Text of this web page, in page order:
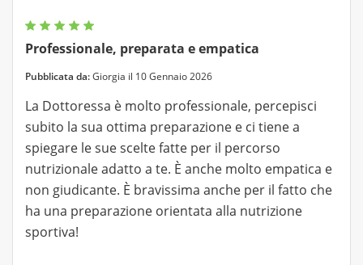
Professionale, preparata e empatica
Pubblicata da:Giorgia il 10 Gennaio 2026
La Dottoressa è molto professionale, percepisci
subito la sua ottima preparazione e ci tiene a
spiegare le sue scelte fatte per il percorso
nutrizionale adatto a te. È anche molto empatica e
non giudicante. È bravissima anche per il fatto che
ha una preparazione orientata alla nutrizione
sportiva!